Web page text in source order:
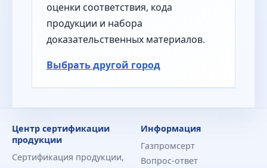
оценки соответствия, кода
продукции и набора
доказательственных материалов.
Выбрать другой город
Центр сертификации
продукции
Сертификация продукции,
Информация
Газпромсерт
Вопрос-ответ